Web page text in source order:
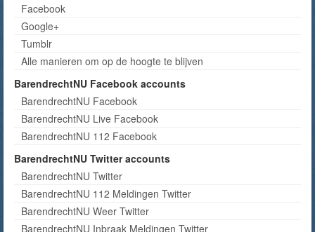
Facebook
Google+
Tumblr
Alle manieren om op de hoogte te blijven
BarendrechtNU Facebook accounts
BarendrechtNU Facebook
BarendrechtNU Live Facebook
BarendrechtNU 112 Facebook
BarendrechtNU Twitter accounts
BarendrechtNU Twitter
BarendrechtNU 112 Meldingen Twitter
BarendrechtNU Weer Twitter
BarendrechtNU Inbraak Meldingen Twitter